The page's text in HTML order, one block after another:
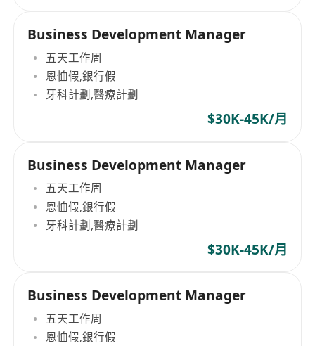
Business Development Manager
五天工作周
恩恤假,銀行假
牙科計劃,醫療計劃
$30K-45K/月
Business Development Manager
五天工作周
恩恤假,銀行假
牙科計劃,醫療計劃
$30K-45K/月
Business Development Manager
五天工作周
恩恤假,銀行假